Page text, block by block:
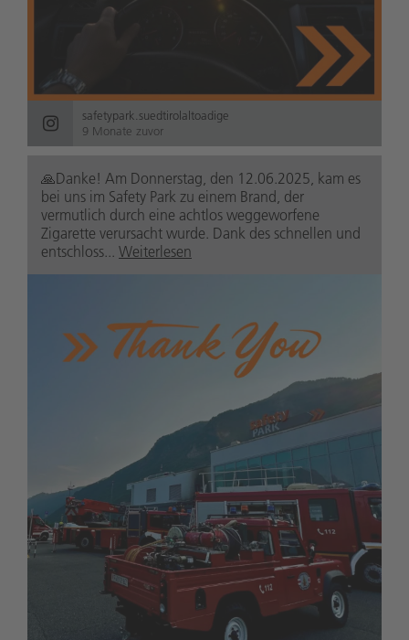
safetypark.suedtirolaltoadige
9 Monate zuvor
🙏Danke! Am Donnerstag, den 12.06.2025, kam es
bei uns im Safety Park zu einem Brand, der
vermutlich durch eine achtlos weggeworfene
Zigarette verursacht wurde. Dank des schnellen und
entschloss... Weiterlesen